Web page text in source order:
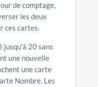
de comptage,
les deux
ces cartes.
jusqu'à 20 sans
une nouvelle
une carte
Nombre. Les